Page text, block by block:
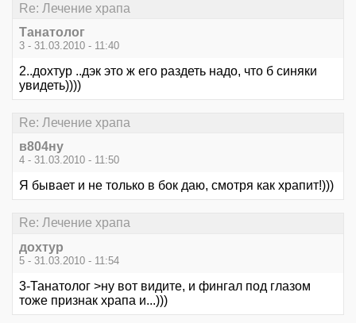
Re: Лечение храпа
Танатолог
3 - 31.03.2010 - 11:40
2..дохтур ..дэк это ж его раздеть надо, что б синяки
увидеть))))
Re: Лечение храпа
в804ну
4 - 31.03.2010 - 11:50
Я бывает и не только в бок даю, смотря как храпит!)))
Re: Лечение храпа
дохтур
5 - 31.03.2010 - 11:54
3-Танатолог >ну вот видите, и фингал под глазом
тоже признак храпа и...)))